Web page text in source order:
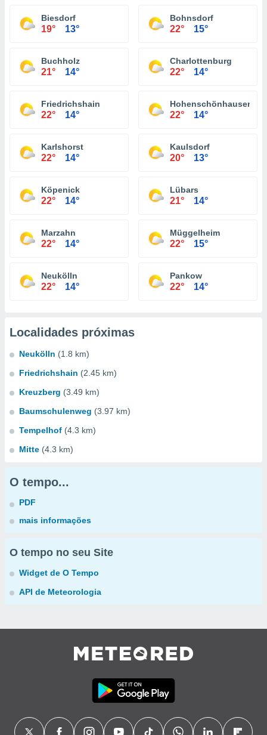
Biesdorf
19° 13°
Bohnsdorf
22° 15°
Buchholz
21° 14°
Charlottenburg
22° 14°
Friedrichshain
22° 14°
Hohenschönhausen
22° 14°
Karlshorst
22° 14°
Kaulsdorf
20° 13°
Köpenick
22° 14°
Lübars
21° 14°
Marzahn
22° 14°
Müggelheim
22° 15°
Neukölln
22° 14°
Pankow
22° 14°
Localidades próximas
Neukölln (1.8 km)
Friedrichshain (2.45 km)
Kreuzberg (3.49 km)
Baumschulenweg (3.97 km)
Tempelhof (4.3 km)
Mitte (4.3 km)
O tempo...
PDF
mais informações
O tempo no seu Site
Widget de O Tempo
API de Meteorologia